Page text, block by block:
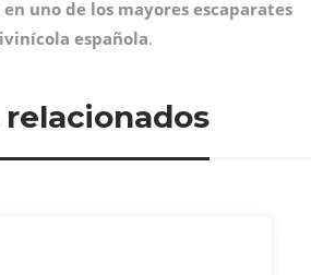
uno de los mayores escaparates
española.